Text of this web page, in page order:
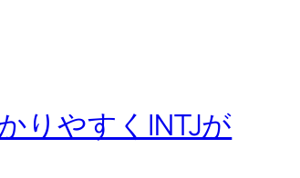
りやすくINTJが